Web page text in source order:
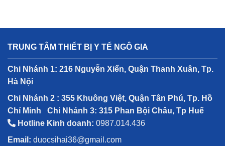
TRUNG TÂM THIẾT BỊ Y TẾ NGÔ GIA
Chi Nhánh 1: 216 Nguyễn Xiển, Quận Thanh Xuân, Tp.
Hà Nội
Chi Nhánh 2 : 355 Khuông Việt, Quận Tân Phú, Tp. Hồ
Chí Minh
Chi Nhánh 3: 315 Phan Bội Châu, Tp Huế
Hotline Kinh doanh: 0987.014.436
Email: duocsihai36@gmail.com